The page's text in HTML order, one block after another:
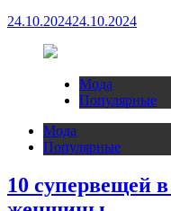
24.10.202424.10.2024
Мода
Популярные
Мода
Популярные
10 супервещей